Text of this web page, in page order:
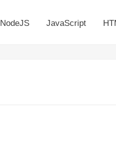
NodeJS JavaScript